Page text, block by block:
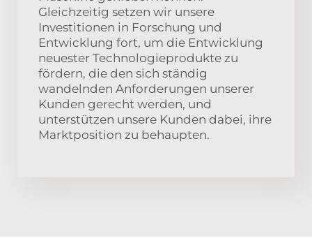
Gleichzeitig setzen wir unsere
Investitionen in Forschung und
Entwicklung fort, um die Entwicklung
neuester Technologieprodukte zu
fördern, die den sich ständig
wandelnden Anforderungen unserer
Kunden gerecht werden, und
unterstützen unsere Kunden dabei, ihre
Marktposition zu behaupten.